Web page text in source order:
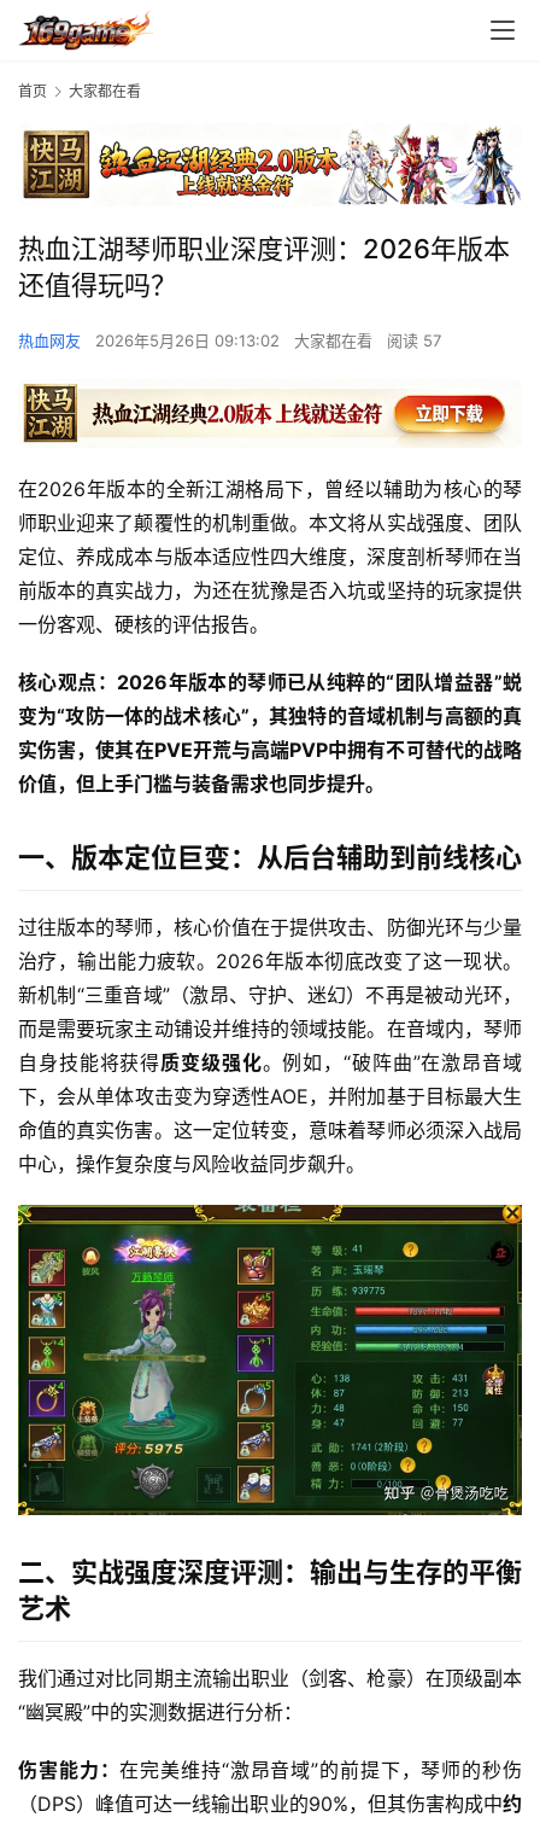
首页 大家都在看
热血江湖琴师职业深度评测：2026年版本
还值得玩吗？
热血网友 2026年5月26日 09:13:02 大家都在看 阅读 57
在2026年版本的全新江湖格局下，曾经以辅助为核心的琴
师职业迎来了颠覆性的机制重做。本文将从实战强度、团队
定位、养成成本与版本适应性四大维度，深度剖析琴师在当
前版本的真实战力，为还在犹豫是否入坑或坚持的玩家提供
一份客观、硬核的评估报告。
核心观点：2026年版本的琴师已从纯粹的“团队增益器”蜕
变为“攻防一体的战术核心”，其独特的音域机制与高额的真
实伤害，使其在PVE开荒与高端PVP中拥有不可替代的战略
价值，但上手门槛与装备需求也同步提升。
一、版本定位巨变：从后台辅助到前线核心
过往版本的琴师，核心价值在于提供攻击、防御光环与少量
治疗，输出能力疲软。2026年版本彻底改变了这一现状。
新机制“三重音域”（激昂、守护、迷幻）不再是被动光环，
而是需要玩家主动铺设并维持的领域技能。在音域内，琴师
自身技能将获得质变级强化。例如，“破阵曲”在激昂音域
下，会从单体攻击变为穿透性AOE，并附加基于目标最大生
命值的真实伤害。这一定位转变，意味着琴师必须深入战局
中心，操作复杂度与风险收益同步飙升。
二、实战强度深度评测：输出与生存的平衡
艺术
我们通过对比同期主流输出职业（剑客、枪豪）在顶级副本
“幽冥殿”中的实测数据进行分析：
伤害能力：在完美维持“激昂音域”的前提下，琴师的秒伤
（DPS）峰值可达一线输出职业的90%，但其伤害构成中约